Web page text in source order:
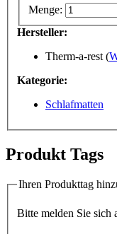
Menge:
Hersteller:
Therm-a-rest (
Kategorie:
Schlafmatten
Produkt Tags
Ihren Produkttag
Bitte melden Sie sich